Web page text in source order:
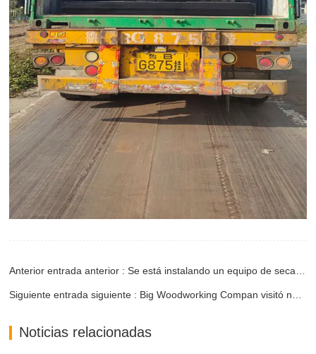
Noticias relacionadas